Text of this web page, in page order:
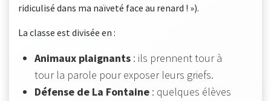
ridiculisé dans ma naïveté face au renard ! »).
La classe est divisée en :
Animaux plaignants : ils prennent tour à
tour la parole pour exposer leurs griefs.
Défense de La Fontaine : quelques élèves